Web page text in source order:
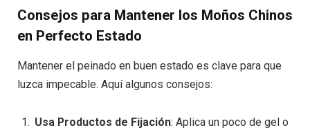
Consejos para Mantener los Moños Chinos
en Perfecto Estado
Mantener el peinado en buen estado es clave para que
luzca impecable. Aquí algunos consejos:
Usa Productos de Fijación: Aplica un poco de gel o